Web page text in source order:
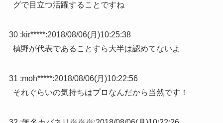
グで目立つ活躍することですね
30 :kir*****:2018/08/06(月)10:25:38
槙野が代表であることすら大半は認めてないよ
31 :moh*****:2018/08/06(月)10:22:56
それぐらいの気持ちはプロなんだから当然です！